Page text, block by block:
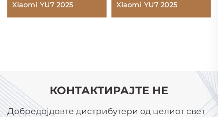
Xiaomi YU7 2025 Xiaomi YU7 2025
КОНТАКТИРАЈТЕ НЕ
Добредојдовте дистрибутери од целиот свет